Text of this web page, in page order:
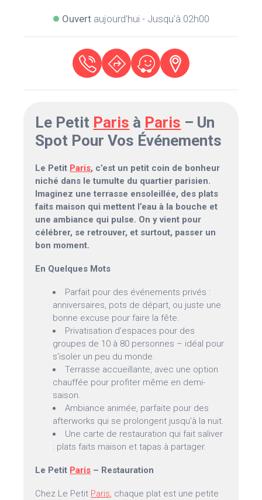
Ouvertaujourd'hui - Jusqu'à 02h00
Le Petit Paris à Paris – Un
Spot Pour Vos Événements
Le Petit Paris, c’est un petit coin de bonheur
niché dans le tumulte du quartier parisien.
Imaginez une terrasse ensoleillée, des plats
faits maison qui mettent l’eau à la bouche et
une ambiance qui pulse. On y vient pour
célébrer, se retrouver, et surtout, passer un
bon moment.
En Quelques Mots
Parfait pour des événements privés :
anniversaires, pots de départ, ou juste une
bonne excuse pour faire la fête.
Privatisation d’espaces pour des
groupes de 10 à 80 personnes – idéal pour
s’isoler un peu du monde.
Terrasse accueillante, avec une option
chauffée pour profiter même en demi-
saison.
Ambiance animée, parfaite pour des
afterworks qui se prolongent jusqu’à la nuit.
Une carte de restauration qui fait saliver
: plats faits maison et tapas à partager.
Le Petit Paris – Restauration
Chez Le Petit Paris, chaque plat est une petite